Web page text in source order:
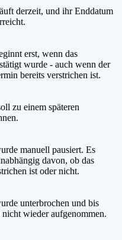
derzeit, und ihr Enddatum
erst, wenn das
wurde - auch wenn der
bereits verstrichen ist.
zu einem späteren
manuell pausiert. Es
davon, ob das
ist oder nicht.
unterbrochen und bis
wieder aufgenommen.